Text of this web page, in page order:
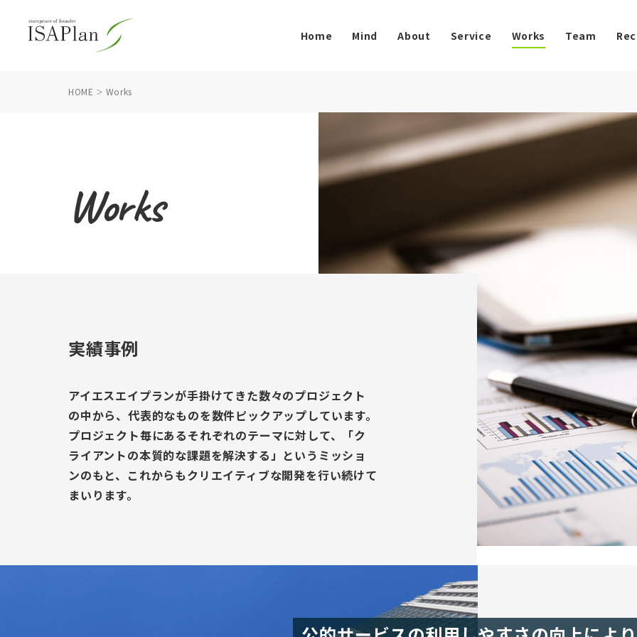
Home Mind About Service Works Team
HOME Works
Works
実績事例
アイエスエイプランが手掛けてきた数々のプロジェクト
の中から、代表的なものを数件ピックアップしています。
プロジェクト毎にあるそれぞれのテーマに対して、「ク
ライアントの本質的な課題を解決する」というミッショ
ンのもと、これからもクリエイティブな開発を行い続けて
まいります。